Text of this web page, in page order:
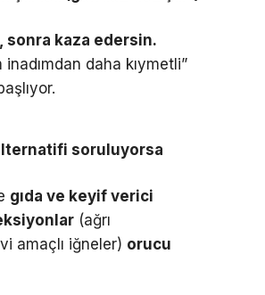
sonra kaza edersin.
inadımdan daha kıymetli”
soruluyorsa
gıda ve keyif verici
(ağrı
amaçlı iğneler) orucu